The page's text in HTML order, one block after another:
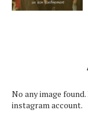
No any image
instagram account.